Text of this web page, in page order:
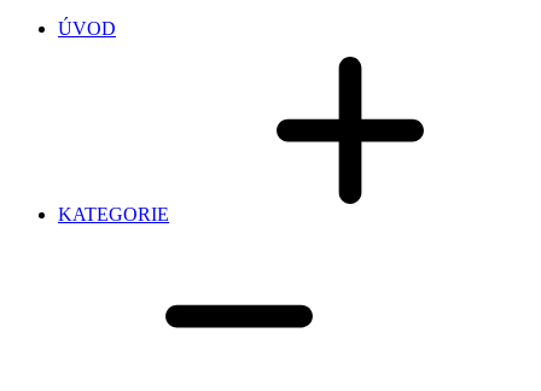
ÚVOD
KATEGORIE